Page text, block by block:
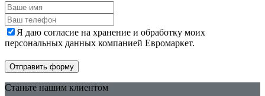
Я даю согласие на хранение и обработку моих
персональных данных компанией Евромаркет.
Отправить форму
Станьте нашим клиентом